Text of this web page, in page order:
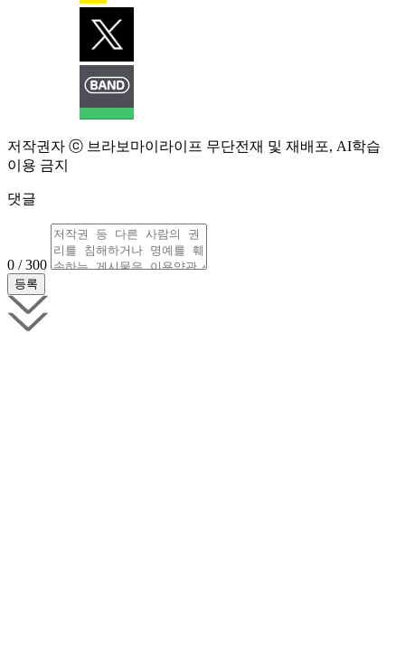
저작권자 ⓒ 브라보마이라이프 무단전재 및 재배포, AI학습
이용 금지
댓글
0 / 300